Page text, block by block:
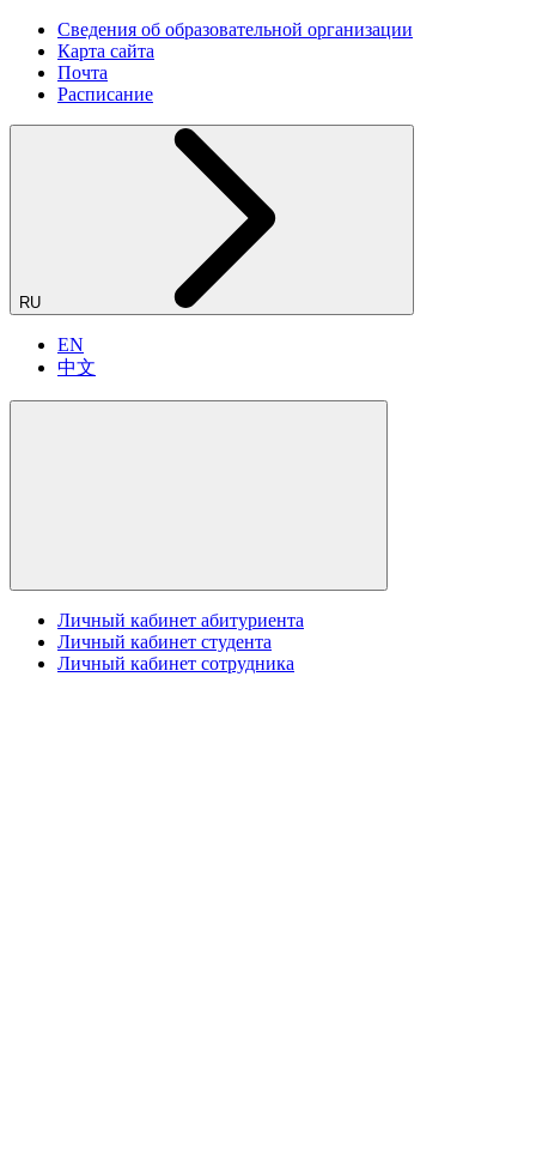
Сведения об образовательной организации
Карта сайта
Почта
Расписание
RU
EN
中文
Личный кабинет абитуриента
Личный кабинет студента
Личный кабинет сотрудника